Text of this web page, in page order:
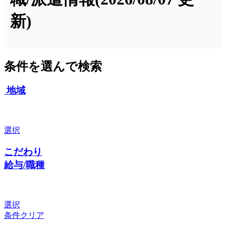
新)
条件を選んで検索
地域
選択
こだわり
給与/職種
選択
条件クリア